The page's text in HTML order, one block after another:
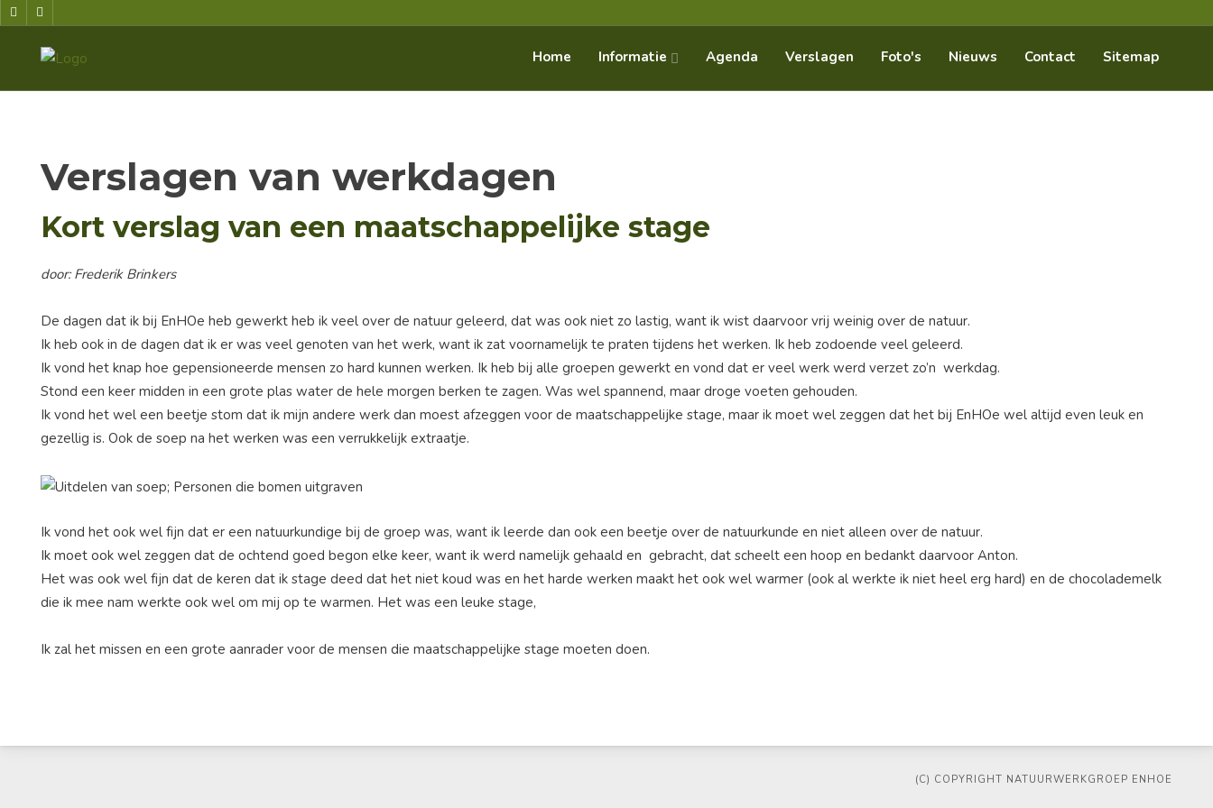
Home Informatie Agenda Verslagen Foto's Nieuws Contact Sitemap
Verslagen van werkdagen
Kort verslag van een maatschappelijke stage
door: Frederik Brinkers
De dagen dat ik bij EnHOe heb gewerkt heb ik veel over de natuur geleerd, dat was ook niet zo lastig, want ik wist daarvoor vrij weinig over de natuur.
Ik heb ook in de dagen dat ik er was veel genoten van het werk, want ik zat voornamelijk te praten tijdens het werken. Ik heb zodoende veel geleerd.
Ik vond het knap hoe gepensioneerde mensen zo hard kunnen werken. Ik heb bij alle groepen gewerkt en vond dat er veel werk werd verzet zo’n werkdag.
Stond een keer midden in een grote plas water de hele morgen berken te zagen. Was wel spannend, maar droge voeten gehouden.
Ik vond het wel een beetje stom dat ik mijn andere werk dan moest afzeggen voor de maatschappelijke stage, maar ik moet wel zeggen dat het bij EnHOe wel altijd even leuk en
gezellig is. Ook de soep na het werken was een verrukkelijk extraatje.
Ik vond het ook wel fijn dat er een natuurkundige bij de groep was, want ik leerde dan ook een beetje over de natuurkunde en niet alleen over de natuur.
Ik moet ook wel zeggen dat de ochtend goed begon elke keer, want ik werd namelijk gehaald en gebracht, dat scheelt een hoop en bedankt daarvoor Anton.
Het was ook wel fijn dat de keren dat ik stage deed dat het niet koud was en het harde werken maakt het ook wel warmer (ook al werkte ik niet heel erg hard) en de chocolademelk
die ik mee nam werkte ook wel om mij op te warmen. Het was een leuke stage,
Ik zal het missen en een grote aanrader voor de mensen die maatschappelijke stage moeten doen.
(C) COPYRIGHT NATUURWERKGROEP ENHOE